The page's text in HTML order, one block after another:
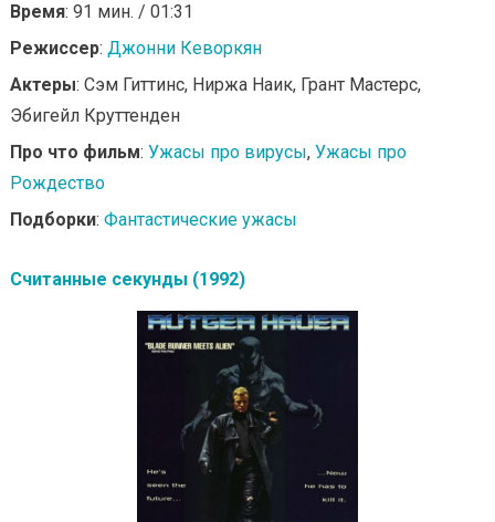
Время: 91 мин. / 01:31
Режиссер: Джонни Кеворкян
Актеры: Сэм Гиттинс, Ниржа Наик, Грант Мастерс,
Эбигейл Круттенден
Про что фильм: Ужасы про вирусы, Ужасы про
Рождество
Подборки: Фантастические ужасы
Считанные секунды (1992)